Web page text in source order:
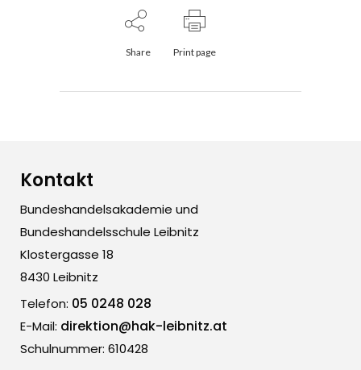
Share Print page
Kontakt
Bundeshandelsakademie und
Bundeshandelsschule Leibnitz
Klostergasse 18
8430 Leibnitz
Telefon: 05 0248 028
E-Mail: direktion@hak-leibnitz.at
Schulnummer: 610428